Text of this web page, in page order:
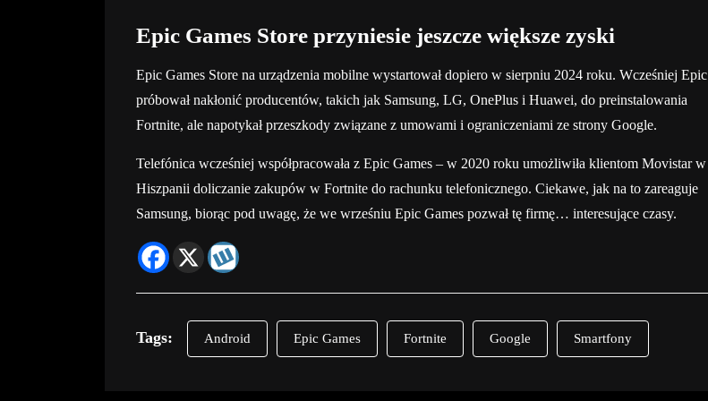
Epic Games Store przyniesie jeszcze większe zyski
Epic Games Store na urządzenia mobilne wystartował dopiero w sierpniu 2024 roku. Wcześniej Epic
próbował nakłonić producentów, takich jak Samsung, LG, OnePlus i Huawei, do preinstalowania
Fortnite, ale napotykał przeszkody związane z umowami i ograniczeniami ze strony Google.
Telefónica wcześniej współpracowała z Epic Games – w 2020 roku umożliwiła klientom Movistar w
Hiszpanii doliczanie zakupów w Fortnite do rachunku telefonicznego. Ciekawe, jak na to zareaguje
Samsung, biorąc pod uwagę, że we wrześniu Epic Games pozwał tę firmę… interesujące czasy.
Tags: Android Epic Games Fortnite Google Smartfony